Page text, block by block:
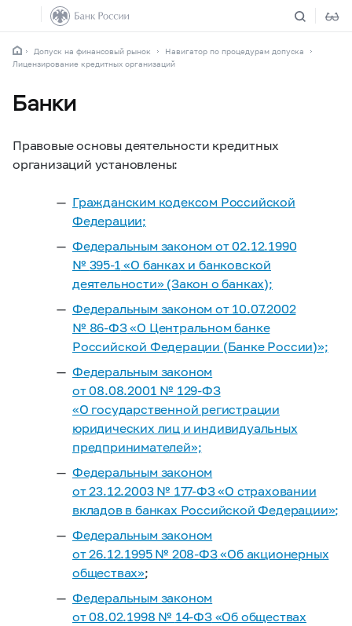
Допуск на финансовый рынок
Навигатор по процедурам допуска
Лицензирование кредитных организаций
Банки
Правовые основы деятельности кредитных
организаций установлены:
Гражданским кодексом Российской
Федерации;
Федеральным законом от 02.12.1990
№ 395-1 «О банках и банковской
деятельности» (Закон о банках);
Федеральным законом от 10.07.2002
№ 86-ФЗ«О Центральном банке
Российской Федерации (Банке России)»;
Федеральным законом
от 08.08.2001 № 129-ФЗ
«О государственной регистрации
юридических лиц и индивидуальных
предпринимателей»;
Федеральным законом
от 23.12.2003 № 177-ФЗ«О страховании
вкладов в банках Российской Федерации»;
Федеральным законом
от 26.12.1995 № 208-ФЗ«Об акционерных
обществах»;
Федеральным законом
от 08.02.1998 № 14-ФЗ«Об обществах